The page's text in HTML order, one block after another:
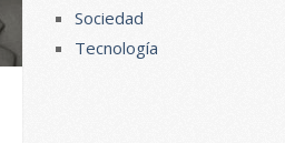
Sociedad
Tecnología